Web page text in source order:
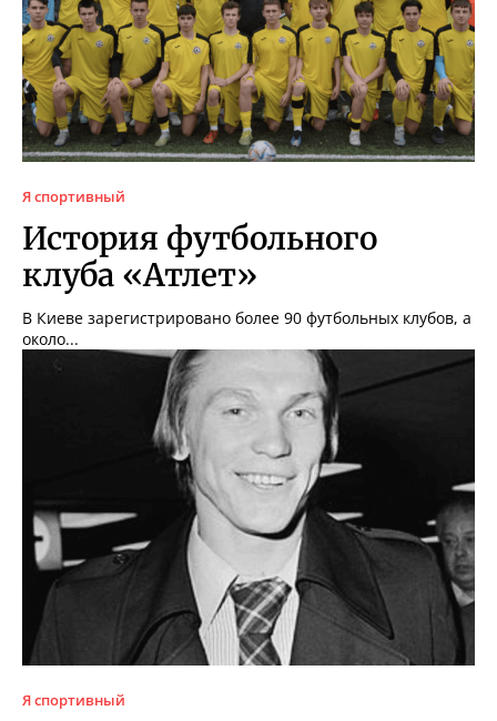
Я спортивный
История футбольного
клуба «Атлет»
В Киеве зарегистрировано более 90 футбольных клубов, а
около...
Я спортивный